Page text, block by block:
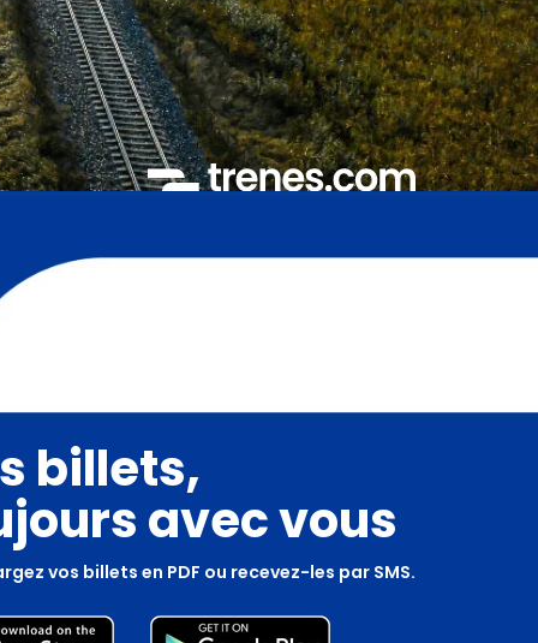
billets,
avec vous
vos billets en PDF ou recevez-les par SMS.